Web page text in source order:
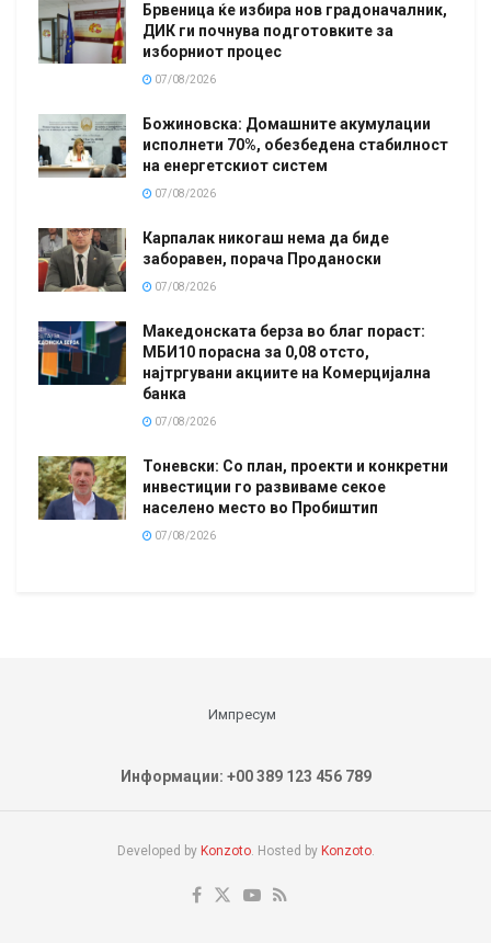
Брвеница ќе избира нов градоначалник,
ДИК ги почнува подготовките за
изборниот процес
07/08/2026
Божиновска: Домашните акумулации
исполнети 70%, обезбедена стабилност
на енергетскиот систем
07/08/2026
Карпалак никогаш нема да биде
заборавен, порача Проданоски
07/08/2026
Македонската берза во благ пораст:
МБИ10 порасна за 0,08 отсто,
најтргувани акциите на Комерцијална
банка
07/08/2026
Тоневски: Со план, проекти и конкретни
инвестиции го развиваме секое
населено место во Пробиштип
07/08/2026
Импресум
Информации: +00 389 123 456 789
Developed by Konzoto. Hosted by Konzoto.